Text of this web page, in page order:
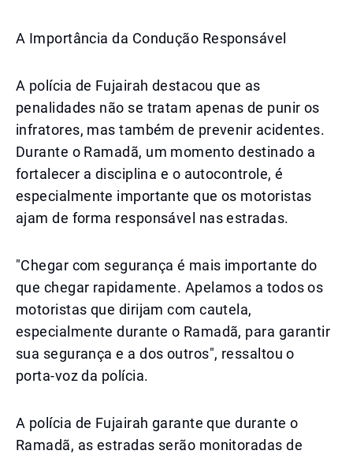
A Importância da Condução Responsável
A polícia de Fujairah destacou que as
penalidades não se tratam apenas de punir os
infratores, mas também de prevenir acidentes.
Durante o Ramadã, um momento destinado a
fortalecer a disciplina e o autocontrole, é
especialmente importante que os motoristas
ajam de forma responsável nas estradas.
"Chegar com segurança é mais importante do
que chegar rapidamente. Apelamos a todos os
motoristas que dirijam com cautela,
especialmente durante o Ramadã, para garantir
sua segurança e a dos outros", ressaltou o
porta-voz da polícia.
A polícia de Fujairah garante que durante o
Ramadã, as estradas serão monitoradas de